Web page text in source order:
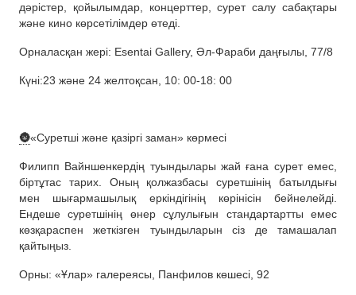
дәрістер, қойылымдар, концерттер, сурет салу сабақтары
және кино көрсетілімдер өтеді.
Орналасқан жері: Esentai Gallery, Әл-Фараби даңғылы, 77/8
Күні:23 және 24 желтоқсан, 10: 00-18: 00
🌚«Суретші және қазіргі заман» көрмесі
Филипп Вайншенкердің туындылары жай ғана сурет емес,
біртұтас тарих. Оның қолжазбасы суретшінің батылдығы
мен шығармашылық еркіндігінің көрінісін бейнелейді.
Ендеше суретшінің өнер сұлулығын стандартартты емес
көзқараспен жеткізген туындыларын сіз де тамашалап
қайтыңыз.
Орны: «Ұлар» галереясы, Панфилов көшесі, 92